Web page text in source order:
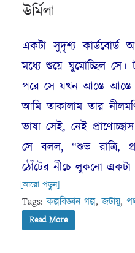
ঊর্মিলা
একটা সুদৃশ্য কার্ডবোর্ড
মধ্যে শুয়ে ঘুমোচ্ছিল সে।
পরে সে যখন আস্তে আস্তে
আমি তাকালাম তার
ভাষা সেই, নেই
সে বলল, “শুভ রাত্রি,
ঠোঁটের নীচে লুকনো একটা
[আরো পড়ুন]
Tags:কল্পবিজ্ঞান গল্প,জটায়ু,
Read More